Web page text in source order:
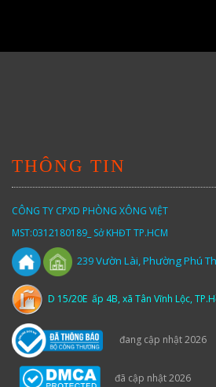
THÔNG TIN
CÔNG TY CPXD PHÒNG XÔNG VIỆT
MST:0312180189_ Sở KHĐT TP.HCM
239Vườn Lài, Phường Phú
D 15/20E ấp 4B, xã Tân Vĩnh Lộc,
đang cập nhật 2026
đã cập nhật 2026